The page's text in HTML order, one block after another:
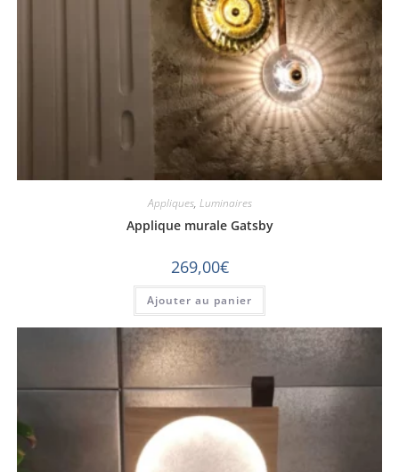
Appliques, Luminaires
Applique murale Gatsby
269,00€
Ajouter au panier